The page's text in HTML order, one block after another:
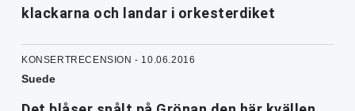
klackarna och landar i orkesterdiket
KONSERTRECENSION - 10.06.2016
Suede